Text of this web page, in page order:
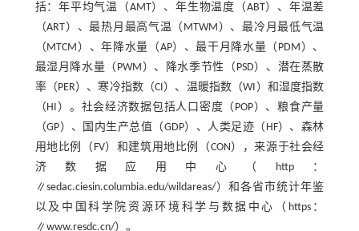
括：年平均气温（AMT）、年生物温度（ABT）、年温差
（ART）、最热月最高气温（MTWM）、最冷月最低气温
（MTCM）、年降水量（AP）、最干月降水量（PDM）、
最湿月降水量（PWM）、降水季节性（PSD）、潜在蒸散
率（PER）、寒冷指数（CI）、温暖指数（WI）和湿度指数
（HI）。社会经济数据包括人口密度（POP）、粮食产量
（GP）、国内生产总值（GDP）、人类足迹（HF）、森林
用地比例（FV）和建筑用地比例（CON），来源于社会经
济数据应用中心（http：
∥sedac.ciesin.columbia.edu/wildareas/）和各省市统计年鉴
以及中国科学院资源环境科学与数据中心（https：
∥www.resdc.cn/）。